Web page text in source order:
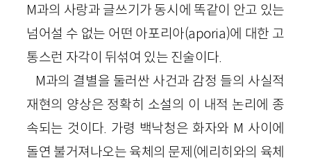
M과의 사랑과 글쓰기가 동시에 똑같이 안고 있는
넘어설 수 없는 어떤 아포리아(aporia)에 대한 고
통스런 자각이 뒤섞여 있는 진술이다.
M과의 결별을 둘러싼 사건과 감정 들의 사실적
재현의 양상은 정확히 소설의 이 내적 논리에 종
속되는 것이다. 가령 백낙청은 화자와 M 사이에
돌연 불거져나오는 육체의 문제(에리히와의 육체